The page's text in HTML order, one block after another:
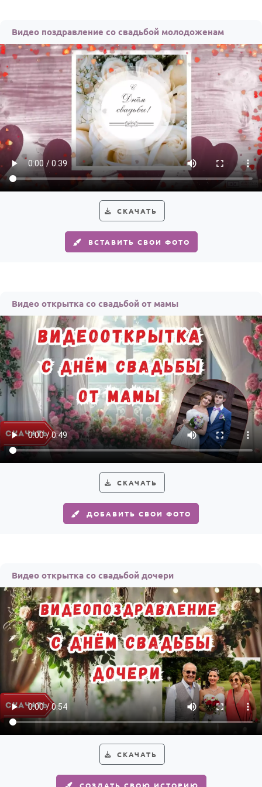
Видео поздравление со свадьбой молодоженам
СКАЧАТЬ
ВСТАВИТЬ СВОИ ФОТО
Видео открытка со свадьбой от мамы
СКАЧАТЬ
ДОБАВИТЬ СВОИ ФОТО
Видео открытка со свадьбой дочери
СКАЧАТЬ